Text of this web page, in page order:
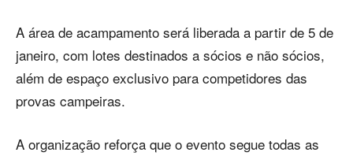
A área de acampamento será liberada a partir de 5 de
janeiro, com lotes destinados a sócios e não sócios,
além de espaço exclusivo para competidores das
provas campeiras.
A organização reforça que o evento segue todas as